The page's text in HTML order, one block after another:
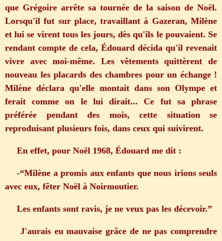
que Grégoire arrête sa tournée de la saison de Noël.
Lorsqu'il fut sur place, travaillant à Gazeran, Milène
et lui se virent tous les jours, dès qu'ils le pouvaient. Se
rendant compte de cela, Édouard décida qu'il revenait
vivre avec moi-même. Les vêtements quittèrent de
nouveau les placards des chambres pour un échange !
Milène déclara qu'elle montait dans son Olympe et
ferait comme on le lui dirait... Ce fut sa phrase
préférée pendant des mois, cette situation se
reproduisant plusieurs fois, dans ceux qui suivirent.
En effet, pour Noël 1968, Édouard me dit :
-“Milène a promis aux enfants que nous irions seuls
avec eux, fêter Noël à Noirmoutier.
Les enfants sont ravis, je ne veux pas les décevoir.”
J'aurais eu mauvaise grâce de ne pas comprendre